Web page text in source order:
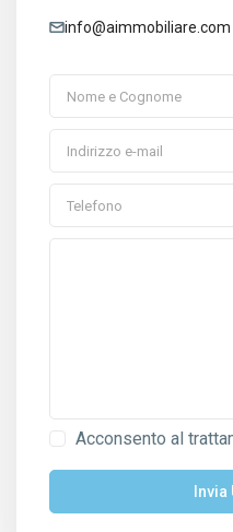
info@aimmobiliare.com
Acconsento al